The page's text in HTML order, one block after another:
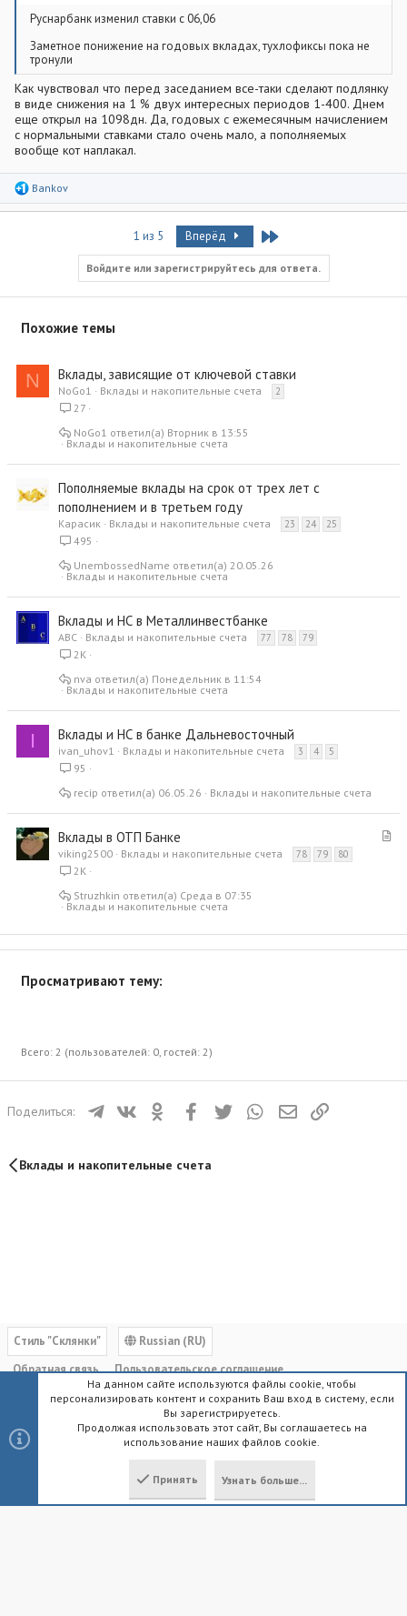
Руснарбанк изменил ставки с 06,06
Заметное понижение на годовых вкладах, тухлофиксы пока не
тронули
Как чувствовал что перед заседанием все-таки сделают подлянку
в виде снижения на 1 % двух интересных периодов 1-400. Днем
еще открыл на 1098дн. Да, годовых с ежемесячным начислением
с нормальными ставками стало очень мало, а пополняемых
вообще кот наплакал.
Р
а
Bankov
1 из 5 Вперёд Last
Войдите или зарегистрируйтесь для ответа.
Похожие темы
N Вклады, зависящие от ключевой ставки
NoGo1 Вклады и накопительные счета 2
27
Вклады и накопительные счета
Вторник в 13:55
NoGo1
Пополняемые вклады на срок от трех лет с
пополнением и в третьем году
Карасик Вклады и накопительные счета 23 24 25
495
Вклады и накопительные счета
20.05.26
UnembossedName
Вклады и НС в Металлинвестбанке
ABC Вклады и накопительные счета 77 78 79
2K
Вклады и накопительные счета
Понедельник в 11:54
nva
I Вклады и НС в банке Дальневосточный
ivan_uhov1 Вклады и накопительные счета 3 4 5
95
Вклады и накопительные счета
06.05.26
recip
С
Вклады в ОТП Банке
viking2500 Вклады и накопительные счета 78 79 80
2K
Вклады и накопительные счета
Среда в 07:35
Struzhkin
Просматривают тему:
Всего: 2 (пользователей: 0, гостей: 2)
Поделиться: ТелеграмВКонтактеОдноклассники
FacebookTwitter WhatsAppЭлектронная почта
Вклады и накопительные счета
Cтиль "Склянки"
Russian (RU)
Обратная связь
Пользовательское соглашение
Политика конфиденциальности
Помощь Главная
R
S
Community platform by XenForo® © 2010-2023 XenForo Ltd.
XenForo.Info
На данном сайте используются файлы cookie, чтобы
персонализировать контент и сохранить Ваш вход в систему, если
Вы зарегистрируетесь.
Продолжая использовать этот сайт, Вы соглашаетесь на
использование наших файлов cookie.
Принять Узнать больше...